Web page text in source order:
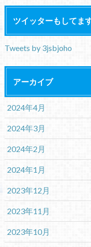
ツイッターもしてま
Tweets by 3jsbjoho
アーカイブ
2024年4月
2024年3月
2024年2月
2024年1月
2023年12月
2023年11月
2023年10月